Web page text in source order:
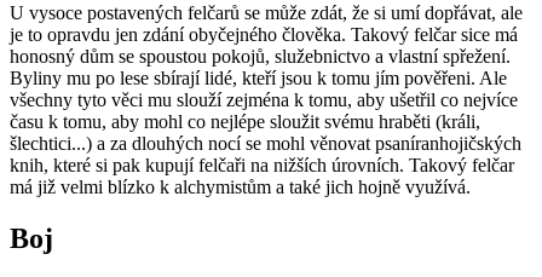
U vysoce postavených felčarů se může zdát, že si umí dopřávat, ale
je to opravdu jen zdání obyčejného člověka. Takový felčar sice má
honosný dům se spoustou pokojů, služebnictvo a vlastní spřežení.
Byliny mu po lese sbírají lidé, kteří jsou k tomu jím pověřeni. Ale
všechny tyto věci mu slouží zejména k tomu, aby ušetřil co nejvíce
času k tomu, aby mohl co nejlépe sloužit svému hraběti (králi,
šlechtici...) a za dlouhých nocí se mohl věnovat psaníranhojičských
knih, které si pak kupují felčaři na nižších úrovních. Takový felčar
má již velmi blízko k alchymistům a také jich hojně využívá.
Boj